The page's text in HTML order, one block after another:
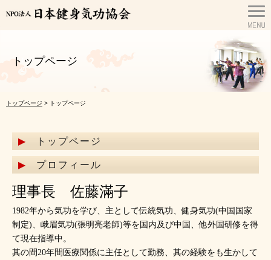
トップページ
トップページ > トップページ
トップページ
プロフィール
理事長 佐藤滿子
1982年から気功を学び、主として伝統気功、健身気功(中国国家
制定)、峨眉気功(張明亮老師)等を国内及び中国、他外国研修を得
て現在指導中。
其の間20年間医療関係に主任として勤務、其の経験をも生かして